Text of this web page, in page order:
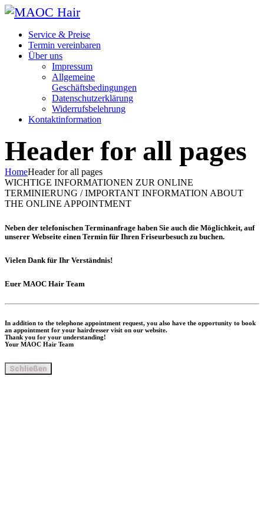
Service & Preise
Termin vereinbaren
Über uns
Impressum
Allgemeine
Geschäftsbedingungen
Datenschutzerklärung
Widerrufsbelehrung
Kontaktinformation
Header for all pages
HomeHeader for all pages
WICHTIGE INFORMATIONEN ZUR ONLINE
TERMINIERUNG / IMPORTANT INFORMATION ABOUT
THE ONLINE APPOINTMENT
Neben der telefonischen Terminanfrage haben Sie auch die Möglichkeit, auf
unserer Webseite einen Termin für Ihren Friseurbesuch zu buchen.
Vielen Dank für Ihr Verständnis!
Euer MAOC Hair Team
In addition to the telephone appointment request, you also have the opportunity to book
an appointment for your hairdresser visit on our website.
Thank you for your understanding!
Your MAOC Hair Team
Schließen